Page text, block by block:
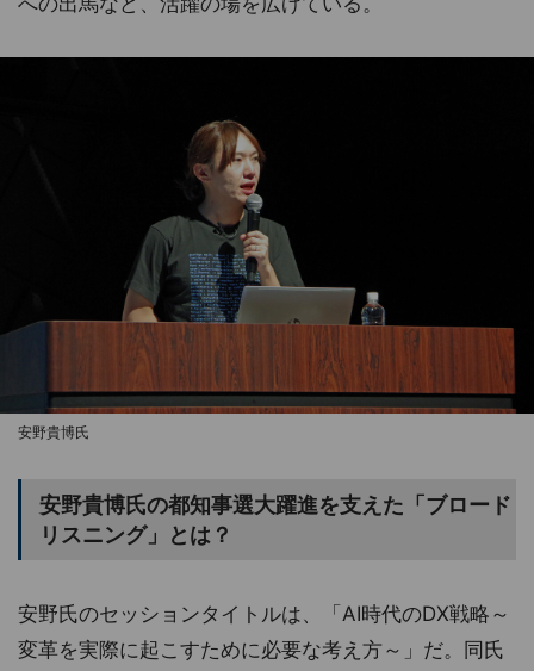
安野貴博氏
安野貴博氏の都知事選大躍進を支えた「ブロード
リスニング」とは？
安野氏のセッションタイトルは、「AI時代のDX戦略～
変革を実際に起こすために必要な考え方～」だ。同氏